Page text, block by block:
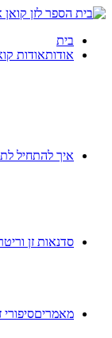
בית
אודותאודות
איך להתחיל
סדנאות זן
מאמרים